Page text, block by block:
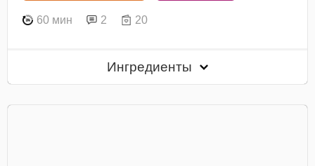
60 мин 2 20
Ингредиенты